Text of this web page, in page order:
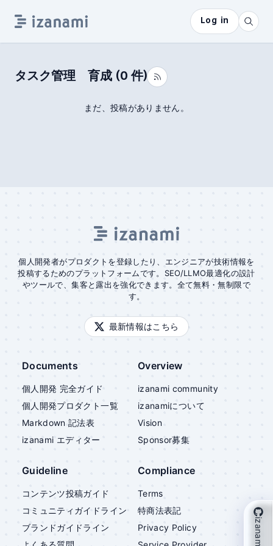
Log in
タスク管理 育成 (0 件)
まだ、投稿がありません。
個人開発者がプロダクトを登録したり、エンジニアが技術情報を
投稿するためのプラットフォームです。SEO/LLMO最適化の設計
やツールで、集客と露出を強化できます。全て無料・無制限で
す。
最新情報はこちら
Documents
個人開発 完全ガイド
個人開発プロダクト一覧
Markdown 記法表
izanami エディター
Overview
izanami community
izanamiについて
Vision
Sponsor募集
Guideline
コンテンツ投稿ガイド
コミュニティガイドライン
ブランドガイドライン
Compliance
Terms
特商法表記
Privacy Policy